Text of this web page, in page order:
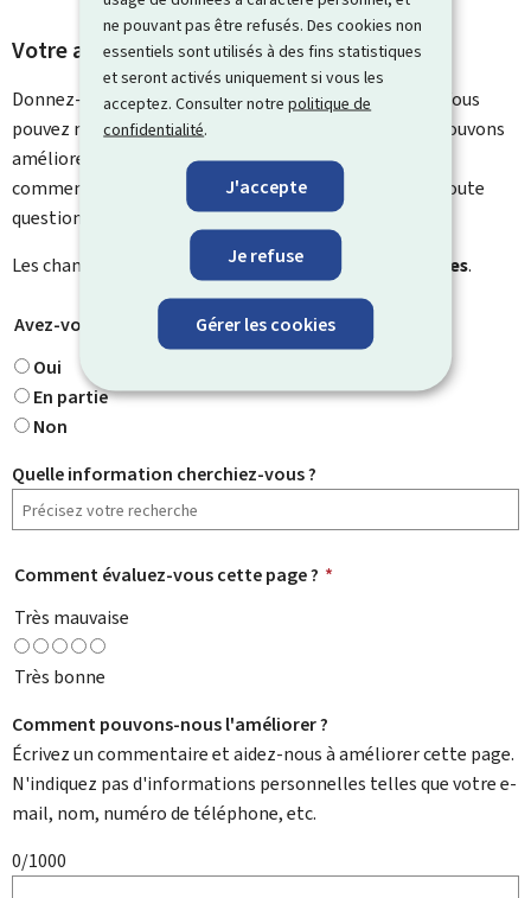
ne pouvant pas être refusés. Des cookies non
essentiels sont utilisés à des fins statistiques
et seront activés uniquement si vous les
acceptez. Consulter notrepolitique de
confidentialité.
J'accepte
Je refuse
Gérer les cookies
Votre avis nous intéresse
Donnez-nous votre avis sur le contenu de cette page. Vous
pouvez nous laisser un commentaire sur ce que nous pouvons
améliorer. Vous ne recevrez pas de réponse à votre
commentaire. Utilisez le formulaire de contact pour toute
question particulière.
Les champs marqués d’une étoile ( * ) sont obligatoires.
Avez-vous trouvé ce que vous cherchiez ?
Oui
En partie
Non
Quelle information cherchiez-vous ?
Comment évaluez-vous cette page ? *
Très mauvaise
Très bonne
Comment pouvons-nous l'améliorer ?
Écrivez un commentaire et aidez-nous à améliorer cette page.
N'indiquez pas d'informations personnelles telles que votre e-
mail, nom, numéro de téléphone, etc.
0/1000